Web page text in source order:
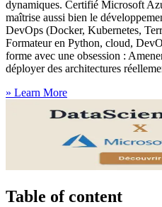
dynamiques. Certifié Microsoft
maîtrise aussi bien le
DevOps (Docker, Kubernetes,
Formateur en Python, cloud,
forme avec une obsession :
déployer des architectures
» Learn More
Table of content